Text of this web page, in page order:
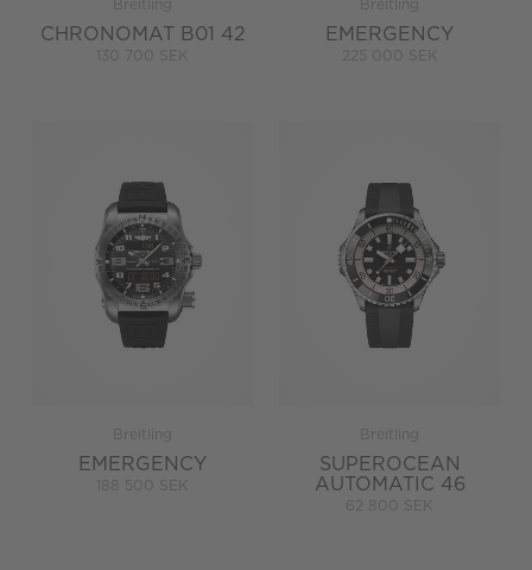
Breitling
CHRONOMAT B01 42
130 700 SEK
Breitling
EMERGENCY
225 000 SEK
Breitling
EMERGENCY
188 500 SEK
Breitling
SUPEROCEAN
AUTOMATIC 46
62 800 SEK